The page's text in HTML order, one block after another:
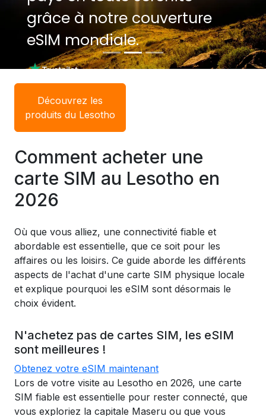
grâce à notre couverture
eSIM mondiale.
grâce à notre couverture
eSIM mondiale.
Découvrez les
produits du Lesotho
Comment acheter une
carte SIM au Lesotho en
2026
Où que vous alliez, une connectivité fiable et
abordable est essentielle, que ce soit pour les
affaires ou les loisirs. Ce guide aborde les différents
aspects de l'achat d'une carte SIM physique locale
et explique pourquoi les eSIM sont désormais le
choix évident.
N'achetez pas de cartes SIM, les eSIM
sont meilleures !
Obtenez votre eSIM maintenant
Lors de votre visite au Lesotho en 2026, une carte
SIM fiable est essentielle pour rester connecté, que
vous exploriez la capitale Maseru ou que vous